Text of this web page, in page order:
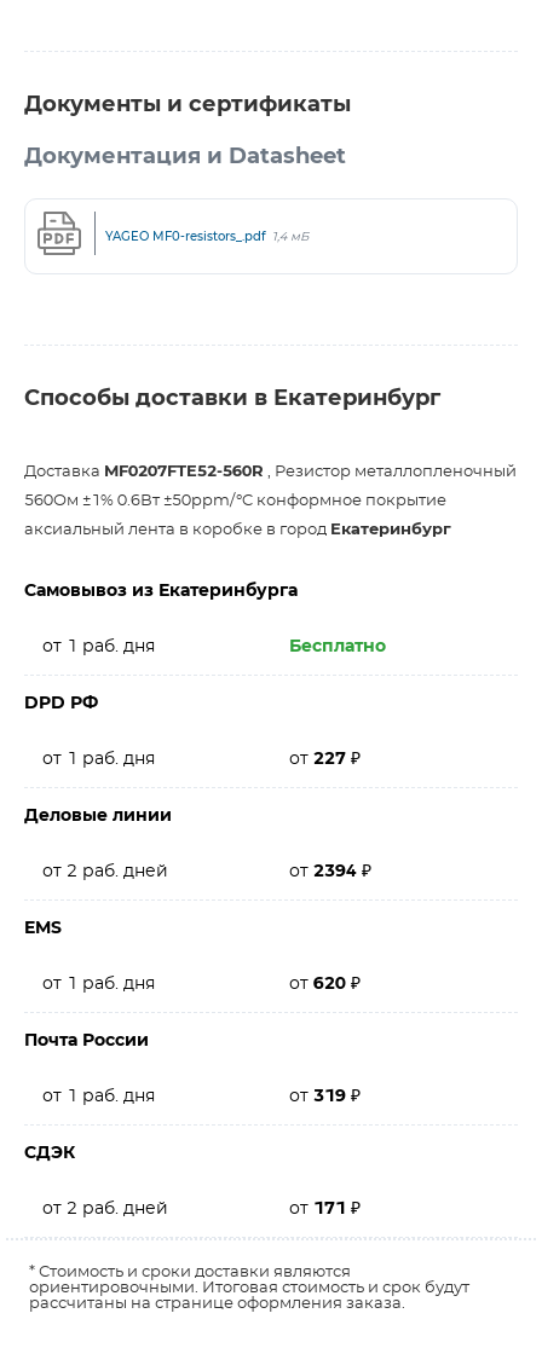
Документы и сертификаты
Документация и Datasheet
YAGEO MF0-resistors_.pdf 1,4 мБ
Способы доставки в Екатеринбург
Доставка MF0207FTE52-560R , Резистор металлопленочный
560Ом ±1% 0.6Вт ±50ppm/°C конформное покрытие
аксиальный лента в коробке в город Екатеринбург
Самовывоз из Екатеринбурга
от 1 раб. дня Бесплатно
DPD РФ
от 1 раб. дня от 227 ₽
Деловые линии
от 2 раб. дней от 2394 ₽
EMS
от 1 раб. дня от 620 ₽
Почта России
от 1 раб. дня от 319 ₽
СДЭК
от 2 раб. дней от 171 ₽
* Стоимость и сроки доставки являются
ориентировочными. Итоговая стоимость и срок будут
рассчитаны на странице оформления заказа.